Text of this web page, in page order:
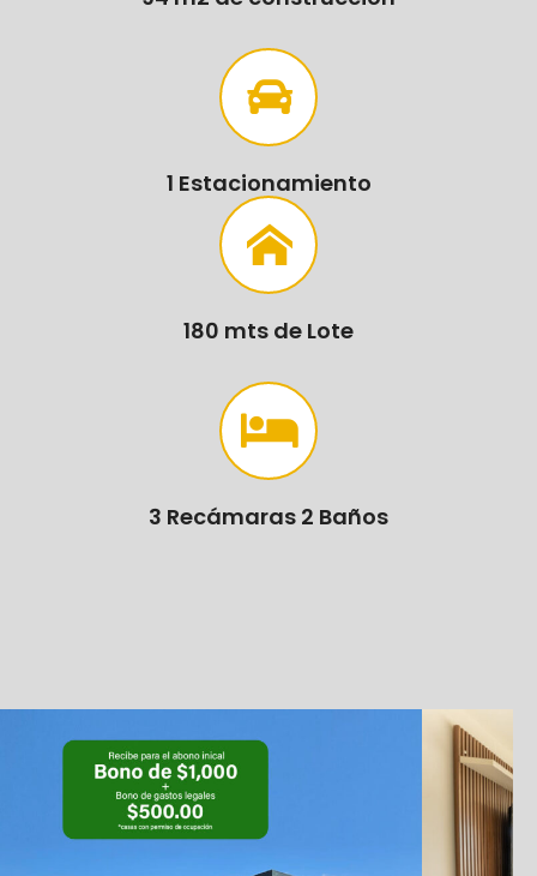
1 Estacionamiento
180 mts de Lote
3 Recámaras 2 Baños